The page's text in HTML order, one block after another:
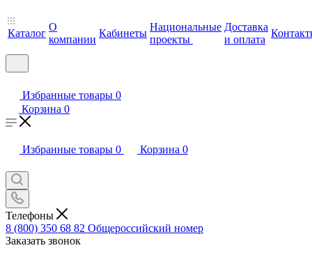
Каталог
О
компании
Кабинеты
Национальные
проекты
Доставка
и оплата
Избранные товары 0
Корзина 0
Избранные товары 0 Корзина 0
Телефоны
8 (800) 350 68 82 Общероссийский номер
Заказать звонок